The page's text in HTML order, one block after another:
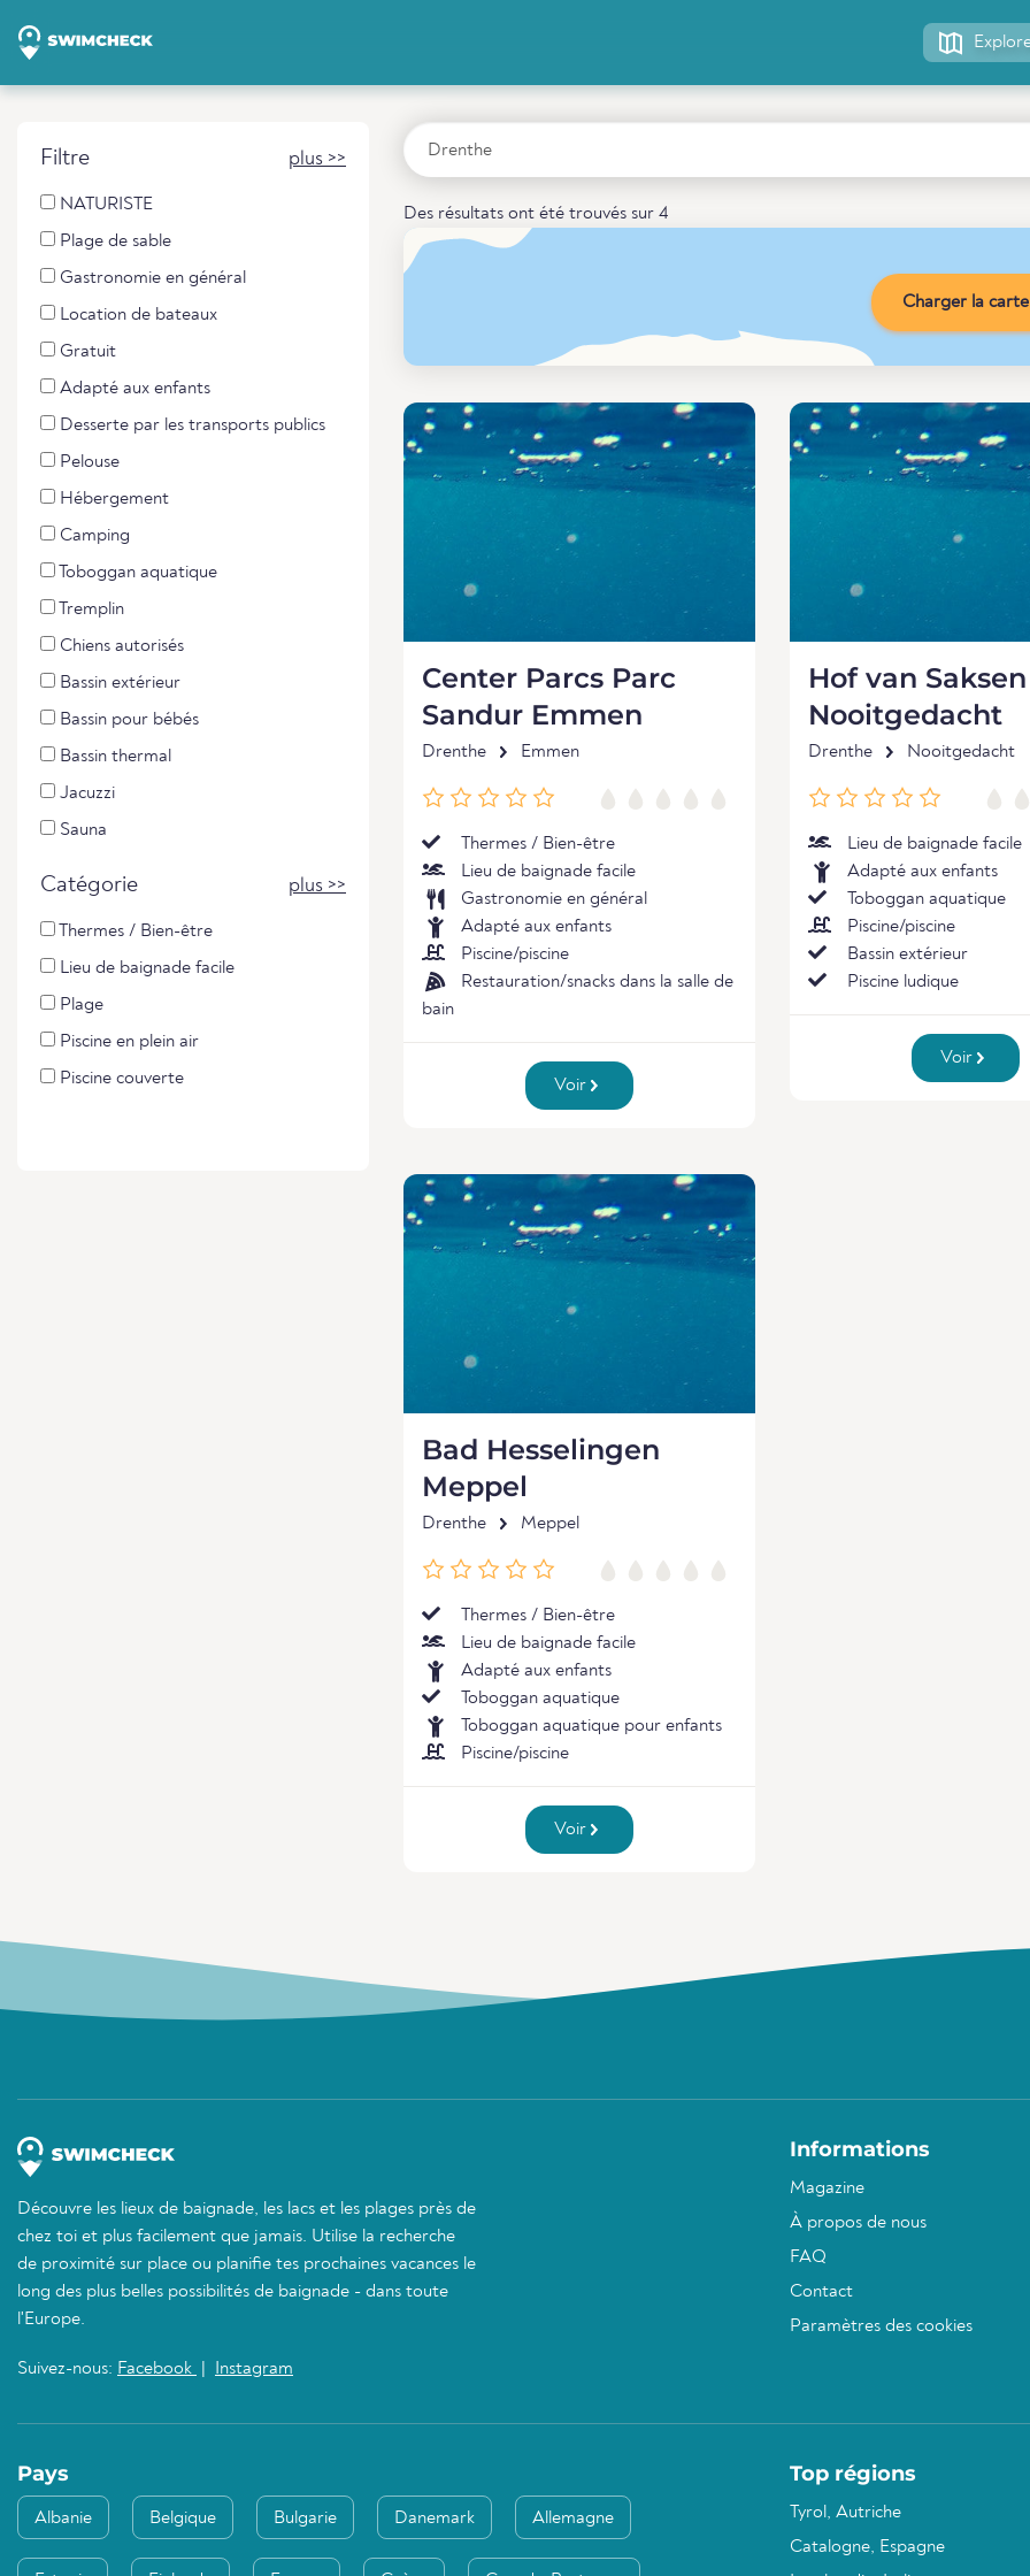
Filtre plus >>
NATURISTE
Plage de sable
Gastronomie en général
Location de bateaux
Gratuit
Adapté aux enfants
Desserte par les transports publics
Pelouse
Hébergement
Camping
Toboggan aquatique
Tremplin
Chiens autorisés
Bassin extérieur
Bassin pour bébés
Bassin thermal
Jacuzzi
Sauna
Catégorie plus >>
Thermes / Bien-être
Lieu de baignade facile
Plage
Piscine en plein air
Piscine couverte
Des résultats ont été trouvés sur 4
Charger la carte
Center Parcs Parc
Sandur Emmen
Drenthe Emmen
Thermes / Bien-être
Lieu de baignade facile
Gastronomie en général
Adapté aux enfants
Piscine/piscine
Restauration/snacks dans la salle de
bain
Voir
Hof van Saksen
Nooitgedacht
Drenthe Nooitgedacht
Lieu de baignade facile
Adapté aux enfants
Toboggan aquatique
Piscine/piscine
Bassin extérieur
Piscine ludique
Voir
Bad Hesselingen
Meppel
Drenthe Meppel
Thermes / Bien-être
Lieu de baignade facile
Adapté aux enfants
Toboggan aquatique
Toboggan aquatique pour enfants
Piscine/piscine
Voir
Découvre les lieux de baignade, les lacs et les plages près de
chez toi et plus facilement que jamais. Utilise la recherche
de proximité sur place ou planifie tes prochaines vacances le
long des plus belles possibilités de baignade - dans toute
l'Europe.
Suivez-nous: Facebook Instagram
Informations
Magazine
À propos de nous
FAQ
Contact
Paramètres des cookies
Pays
Albanie Belgique Bulgarie Danemark Allemagne
Top régions
Tyrol, Autriche
Catalogne, Espagne